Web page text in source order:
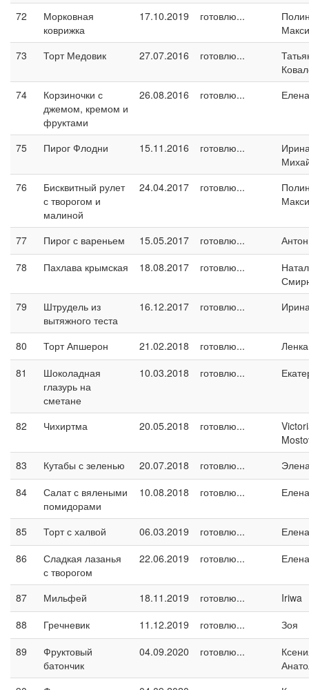
72
Морковная
коврижка
17.10.2019 готовлю...
73
Торт Медовик 27.07.2016 готовлю...
74
Корзиночки с
джемом, кремом и
фруктами
26.08.2016 готовлю... Елена
75 Пирог Флодни 15.11.2016 готовлю...
76
Бисквитный рулет
с творогом и
малиной
24.04.2017 готовлю...
77 Пирог с вареньем 15.05.2017 готовлю...
78
Пахлава крымская 18.08.2017 готовлю...
79
Штрудель из
вытяжного теста
16.12.2017 готовлю...
80 Торт Апшерон 21.02.2018 готовлю...
81
Шоколадная
глазурь на
сметане
10.03.2018 готовлю...
82 Чихиртма 20.05.2018 готовлю...
83
Кутабы с зеленью 20.07.2018 готовлю...
84
Салат с вялеными
помидорами
10.08.2018 готовлю...
85 Торт с халвой 06.03.2019 готовлю...
Елена
86
Сладкая лазанья
с творогом
22.06.2019 готовлю...
87 Мильфей 18.11.2019 готовлю...
Iriwa
88
Гречневик 11.12.2019 готовлю...
Зоя
89
Фруктовый
батончик
04.09.2020 готовлю...